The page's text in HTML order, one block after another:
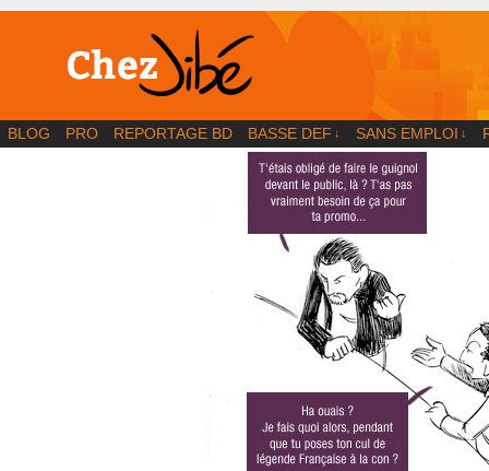
BD | Illustration | Blog
BLOG PRO REPORTAGE BD BASSE DEF ↓ SANS EMPLOI ↓